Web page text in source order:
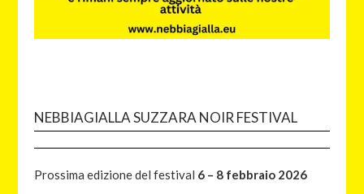
NEBBIAGIALLA SUZZARA NOIR FESTIVAL
Prossima edizione del festival 6 – 8 febbraio 2026